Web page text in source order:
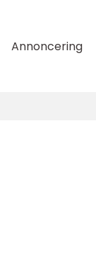
Annoncering